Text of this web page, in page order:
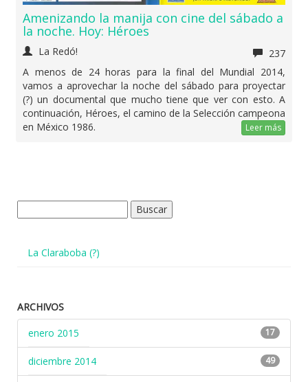
Amenizando la manija con cine del sábado a
la noche. Hoy: Héroes
La Redó!
237
A menos de 24 horas para la final del Mundial 2014,
vamos a aprovechar la noche del sábado para proyectar
(?) un documental que mucho tiene que ver con esto. A
continuación, Héroes, el camino de la Selección campeona
en México 1986.
Leer más
La Claraboba (?)
ARCHIVOS
enero 2015
17
diciembre 2014 49